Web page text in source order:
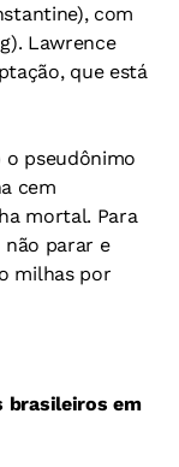
com
Lawrence
que está
o pseudônimo
cem
mortal. Para
não parar e
milhas por
brasileiros em